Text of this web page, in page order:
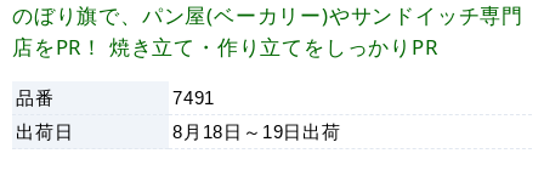
のぼり旗で、パン屋(ベーカリー)やサンドイッチ専門
店をPR！ 焼き立て・作り立てをしっかりPR
品番 7491
出荷日 8月18日～19日 出荷